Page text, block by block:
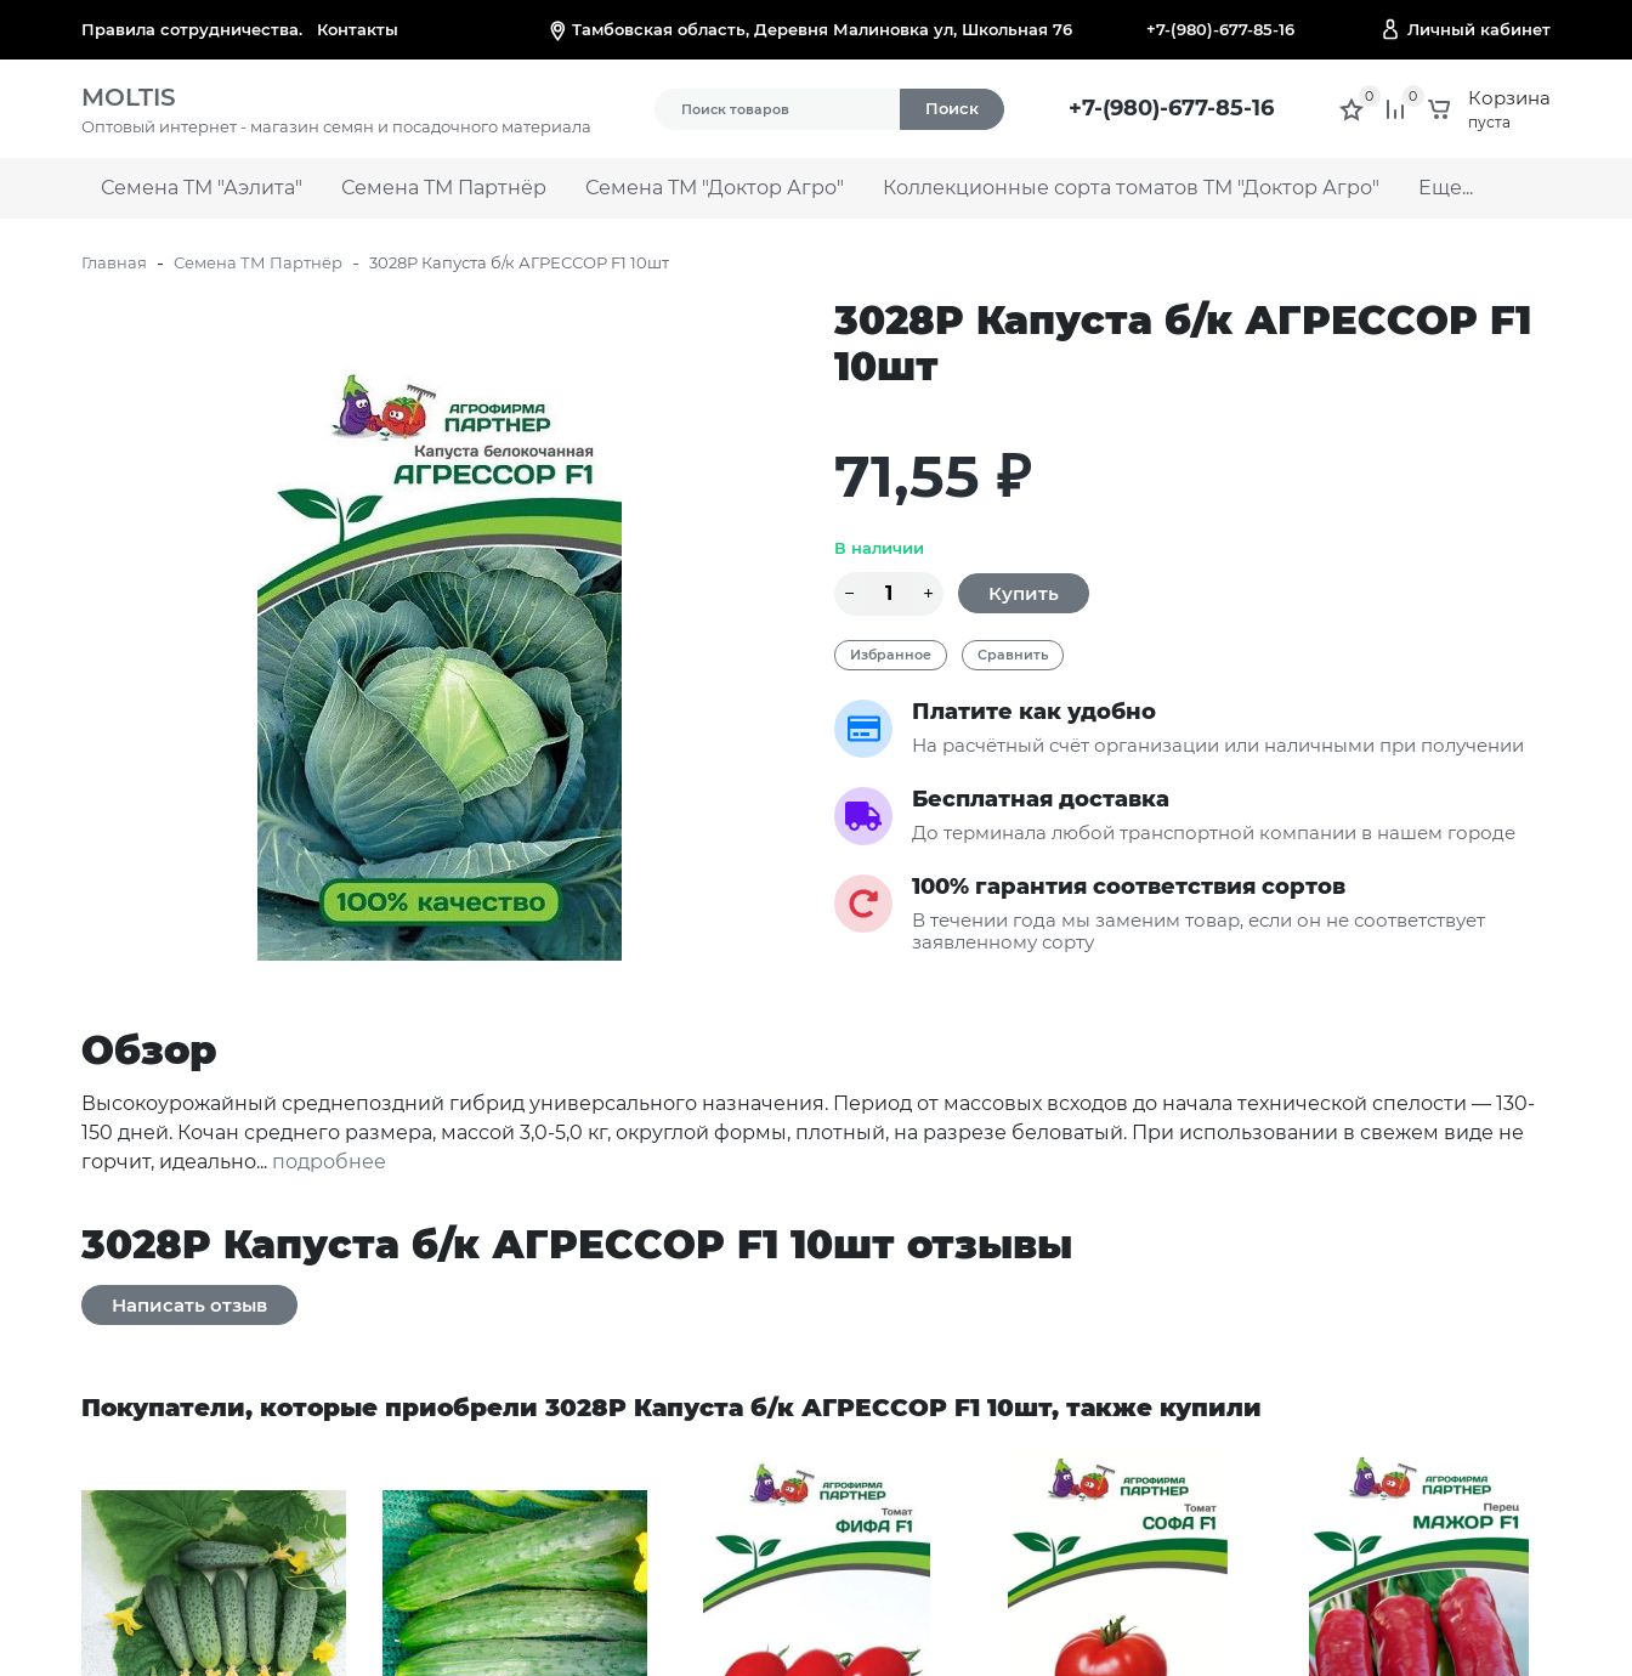
​Правила сотрудничества. Контакты Тамбовская область, Деревня Малиновка ул, Школьная 76 +7-(980)-677-85-16 Личный кабинет
MOLTIS
Оптовый интернет - магазин семян и посадочного материала
Поиск +7-(980)-677-85-16 0 0 Корзина
пуста
Семена ТМ "Аэлита" Семена ТМ Партнёр Семена ТМ "Доктор Агро" Коллекционные сорта томатов ТМ "Доктор Агро" Еще...
Главная - Семена ТМ Партнёр - 3028P Капуста б/к АГРЕССОР F1 10шт
3028P Капуста б/к АГРЕССОР F1
10шт
71,55 ₽
В наличии
Избранное Сравнить
Платите как удобно
На расчётный счёт организации или наличными при получении
Бесплатная доставка
До терминала любой транспортной компании в нашем городе
100% гарантия соответствия сортов
В течении года мы заменим товар, если он не соответствует
заявленному сорту
Обзор
Высокоурожайный среднепоздний гибрид универсального назначения. Период от массовых всходов до начала технической спелости — 130-
150 дней. Кочан среднего размера, массой 3,0-5,0 кг, округлой формы, плотный, на разрезе беловатый. При использовании в свежем виде не
горчит, идеально... подробнее
3028P Капуста б/к АГРЕССОР F1 10шт отзывы
Покупатели, которые приобрели 3028P Капуста б/к АГРЕССОР F1 10шт, также купили